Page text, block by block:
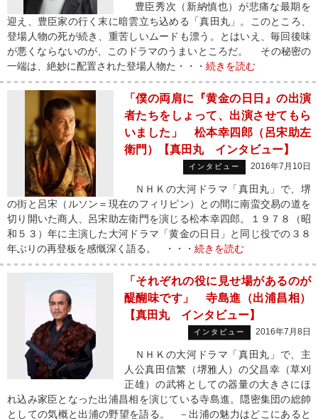
豊臣秀次（新納慎也）が悲痛な最期を
迎え、豊臣家の行く末に暗雲立ち込める「真田丸」。このところ、
登場人物の死が続き、重苦しいムードも漂う。とはいえ、毎回後味
が悪くならないのが、このドラマのうまいところだ。 その秘密の
一端は、絶妙に配置された登場人物た・・・ 続きを読む
「僕の両肩に『黄金の日日』の出演
者たちをしょって、出演させてもら
いました」 松本幸四郎（呂宋助左
衛門）【真田丸 インタビュー】
インタビュー 2016年7月10日
ＮＨＫの大河ドラマ「真田丸」で、堺
の街と呂宋（ルソン＝現在のフィリピン）との間に南蛮交易の道を
切り開いた商人、呂宋助左衛門を演じる松本幸四郎。１９７８（昭
和５３）年に主演した大河ドラマ「黄金の日日」と同じ役での３８
年ぶりの再登板を感慨深く語る。 ・・・ 続きを読む
「それぞれの役に見せ場があるのが
醍醐味です」 寺島進（出浦昌相）
【真田丸 インタビュー】
インタビュー 2016年7月8日
ＮＨＫの大河ドラマ「真田丸」で、主
人公真田信繁（堺雅人）の父昌幸（草刈
正雄）の武将としての器量の大きさにほ
れ込み家臣となった出浦昌相を演じている寺島進。隠密集団の総帥
としての気概と出浦の野望を語る。 －出浦の魅力はどこにあると